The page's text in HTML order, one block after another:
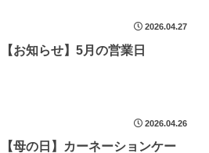
2026.04.27
【お知らせ】5月の営業日
2026.04.26
【母の日】カーネーションケー